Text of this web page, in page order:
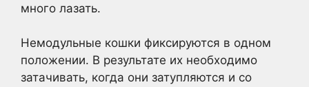
много лазать.
Немодульные кошки фиксируются в одном
положении. В результате их необходимо
затачивать, когда они затупляются и со